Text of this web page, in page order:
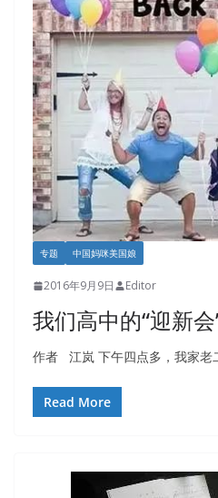
专题 中国妈咪美国娘
2016年9月9日 Editor
我们高中的“迎新会
作者 江岚 下午四点多，我家老
Read More